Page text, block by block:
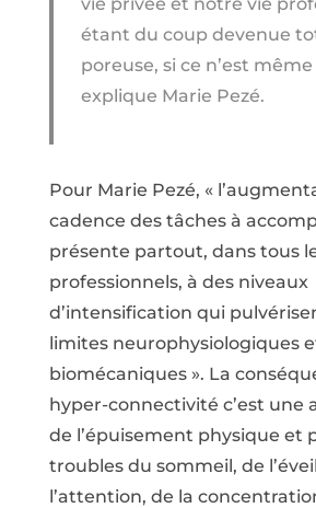
étant du coup devenue
poreuse, si ce n’est même
explique Marie Pezé.
Pour Marie Pezé, «
cadence des tâches à
présente partout, dans tous
professionnels, à des niveaux
d’intensification qui
limites neurophysiologiques
biomécaniques ». La
hyper-connectivité c’est une
de l’épuisement physique et
troubles du sommeil, de
l’attention, de la